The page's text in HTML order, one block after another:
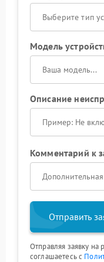
Выберите тип
Модель
Описание
Комментарий к
Отправить
Отправляя заявку на
соглашаетесь с